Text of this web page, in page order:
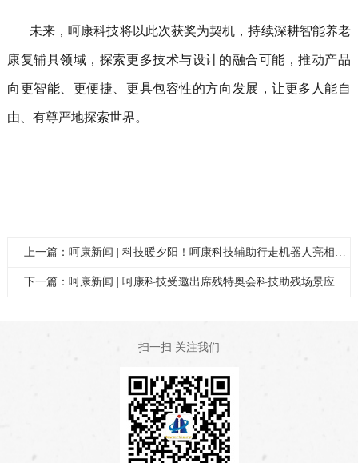
未来，呵康科技将以此次获奖为契机，持续深耕智能养老
康复辅具领域，探索更多技术与设计的融合可能，推动产品
向更智能、更便捷、更具包容性的方向发展，让更多人能自
由、有尊严地探索世界。
上一篇：呵康新闻 | 科技暖夕阳！呵康科技辅助行走机器人亮相大浪街道敬老月“智汇夕阳红·科技助老服务日”主题活动
下一篇：呵康新闻 | 呵康科技受邀出席残特奥会科技助残场景应用暨人工智能辅助器具挑战赛工作座谈会，共探智能辅具服...
扫一扫 关注我们